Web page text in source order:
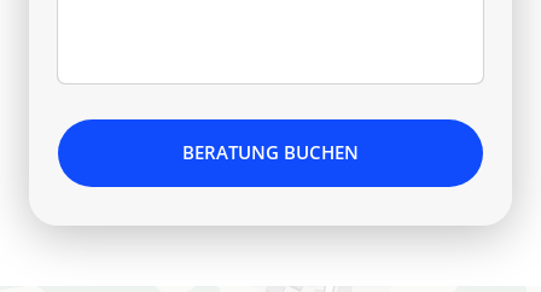
BERATUNG BUCHEN